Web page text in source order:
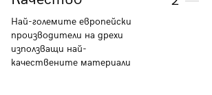
Най-големите европейски
производители на дрехи
използващи най-
качествените материали